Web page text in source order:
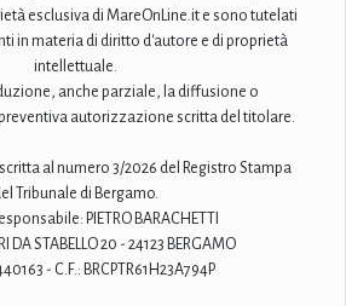
esclusiva di MareOnLine.it e sono tutelati
in materia di diritto d'autore e di proprietà
intellettuale.
anche parziale, la diffusione o
autorizzazione scritta del titolare.
al numero 3/2026 del Registro Stampa
Tribunale di Bergamo.
PIETRO BARACHETTI
DA STABELLO 20 - 24123 BERGAMO
- C.F.: BRCPTR61H23A794P